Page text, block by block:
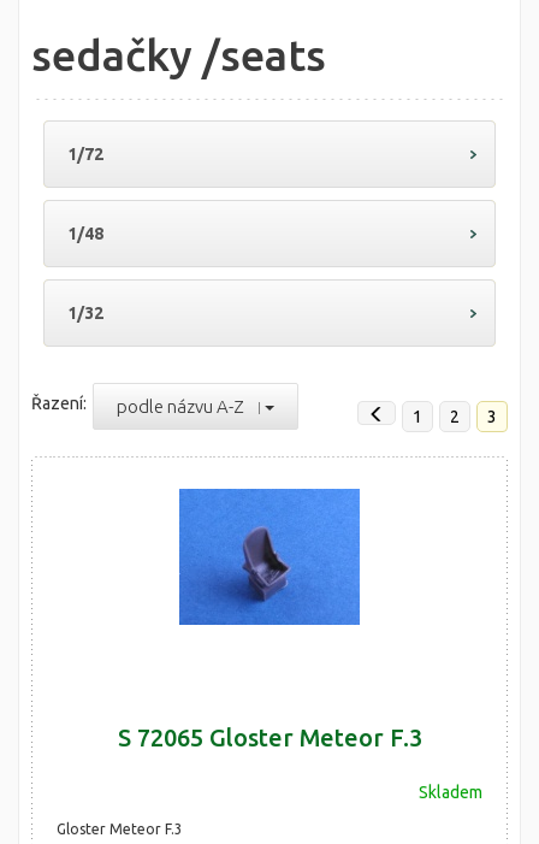
sedačky /seats
1/72
1/48
1/32
Řazení: podle názvu A-Z 1 2 3
S 72065 Gloster Meteor F.3
Skladem
Gloster Meteor F.3